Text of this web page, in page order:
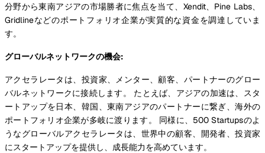
分野から東南アジアの市場勝者に焦点を当て、Xendit、Pine Labs、
Gridlineなどのポートフォリオ企業が実質的な資金を調達していま
す。
グローバルネットワークの機会:
アクセラレータは、投資家、メンター、顧客、パートナーのグロー
バルネットワークに接続します。 たとえば、アジアの加速は、スタ
ートアップを日本、韓国、東南アジアのパートナーに繋ぎ、海外の
ポートフォリオ企業が多岐に渡ります。 同様に、500 Startupsのよ
うなグローバルアクセラレータは、世界中の顧客、開発者、投資家
にスタートアップを提供し、成長能力を高めています。